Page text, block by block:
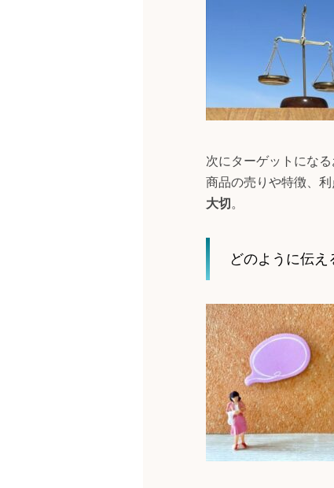
次にターゲットになる
商品の売りや特徴、利
大切 。
どのように伝え